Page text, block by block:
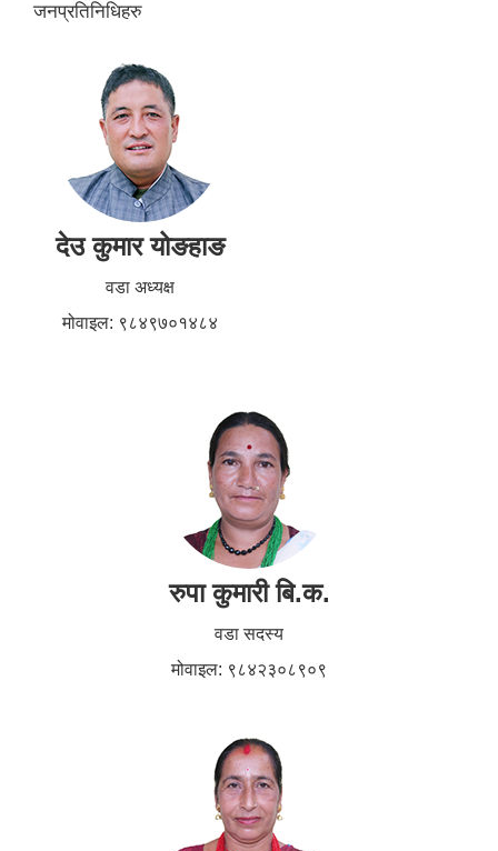
जनप्रतिनिधिहरु
देउ कुमार योङहाङ
वडा अध्यक्ष
मोवाइल: ९८४९७०१४८४
रुपा कुमारी बि.क.
वडा सदस्य
मोवाइल: ९८४२३०८९०९